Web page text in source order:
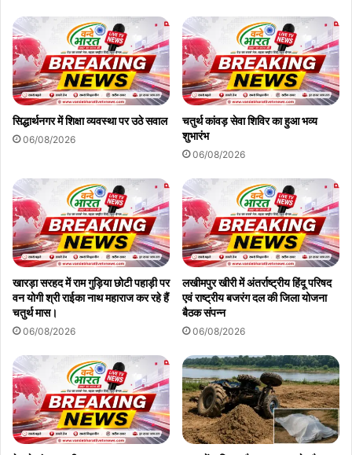
सिद्धार्थनगर में शिक्षा व्यवस्था पर उठे सवाल
06/08/2026
चतुर्थ कांवड़ सेवा शिविर का हुआ भव्य
शुभारंभ
06/08/2026
खारड़ा सरहद में राम गुड़िया छोटी पहाड़ी पर
वन योगी श्री राईका नाथ महाराज कर रहे हैं
चतुर्थ मास।
06/08/2026
लखीमपुर खीरी में अंतर्राष्ट्रीय हिंदू परिषद
एवं राष्ट्रीय बजरंग दल की जिला योजना
बैठक संपन्न
06/08/2026